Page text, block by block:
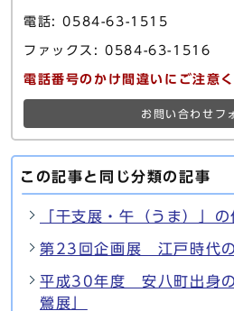
電話: 0584-63-1515
ファックス: 0584-63-1516
電話番号のかけ間違いにご注意く
お問い合わせフ
この記事と同じ分類の記事
「干支展・午（うま）」
第23回企画展 江戸時代
平成30年度 安八町出身
鶯展」